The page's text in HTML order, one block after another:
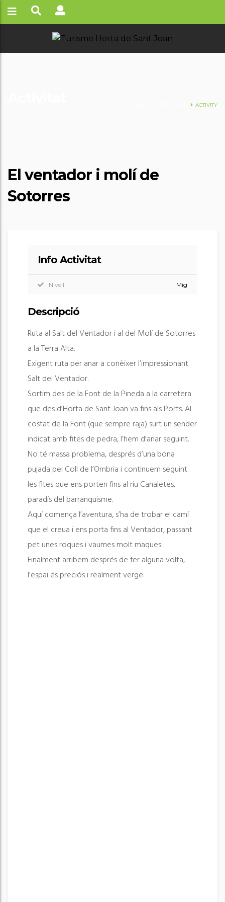
ACTIVITY
El ventador i molí de
Sotorres
Info Activitat
Nivell Mig
Descripció
Ruta al Salt del Ventador i al del Molí de Sotorres
a la Terra Alta.
Exigent ruta per anar a conèixer l’impressionant
Salt del Ventador.
Sortim des de la Font de la Pineda a la carretera
que des d’Horta de Sant Joan va fins als Ports. Al
costat de la Font (que sempre raja) surt un sender
indicat amb fites de pedra, l’hem d’anar seguint.
No té massa problema, després d’una bona
pujada pel Coll de l’Ombria i continuem seguint
les fites que ens porten fins al riu Canaletes,
paradís del barranquisme.
Aquí comença l’aventura, s’ha de trobar el camí
que el creua i ens porta fins al Ventador, passant
pet unes roques i vaumes molt maques.
Finalment arribem després de fer alguna volta,
l’espai és preciós i realment verge.